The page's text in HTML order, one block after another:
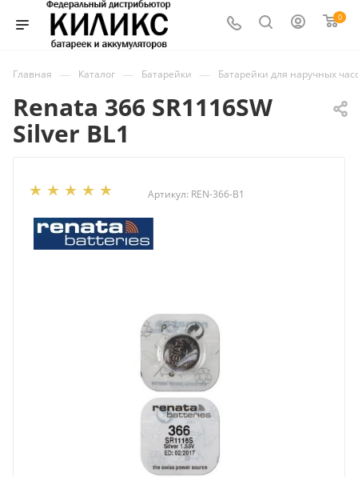
0
Главная — Каталог — Батарейки — Батарейки для наручных
Renata 366 SR1116SW
Silver BL1
Артикул: REN-366-B1